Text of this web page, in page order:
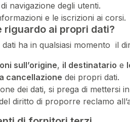
navigazione degli utenti.
e le iscrizioni ai corsi.
riguardo ai propri dati?
ha in qualsiasi momento il
sull’origine, il destinatario e
cancellazione dei propri dati.
dei dati, si prega di mettersi
diritto di proporre reclamo